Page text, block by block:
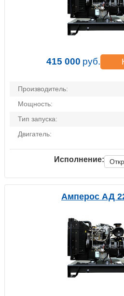
415 000 руб.
Производитель:
Мощность:
Тип запуска:
Двигатель:
Исполнение:
Амперос АД